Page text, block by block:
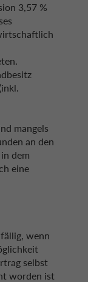
3,57 %
mangels
an den
dem
eine
wenn
selbst
worden ist